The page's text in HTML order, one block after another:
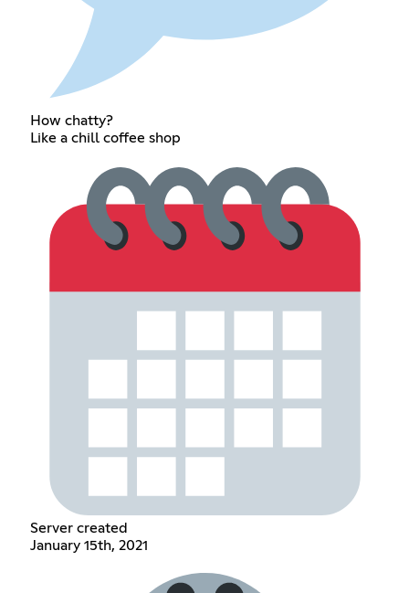
How chatty?
Like a chill coffee shop
Server created
January 15th, 2021